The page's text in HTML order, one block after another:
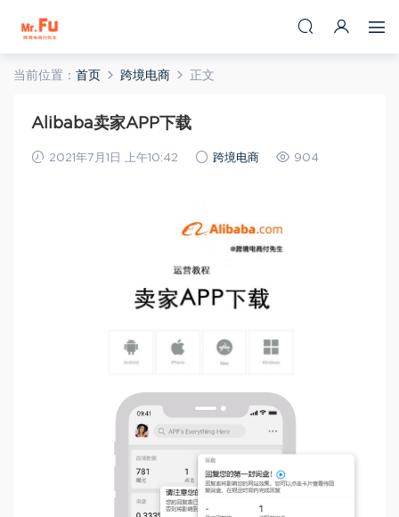
当前位置： 首页 跨境电商 正文
Alibaba卖家APP下载
2021年7月1日 上午10:42 跨境电商 904